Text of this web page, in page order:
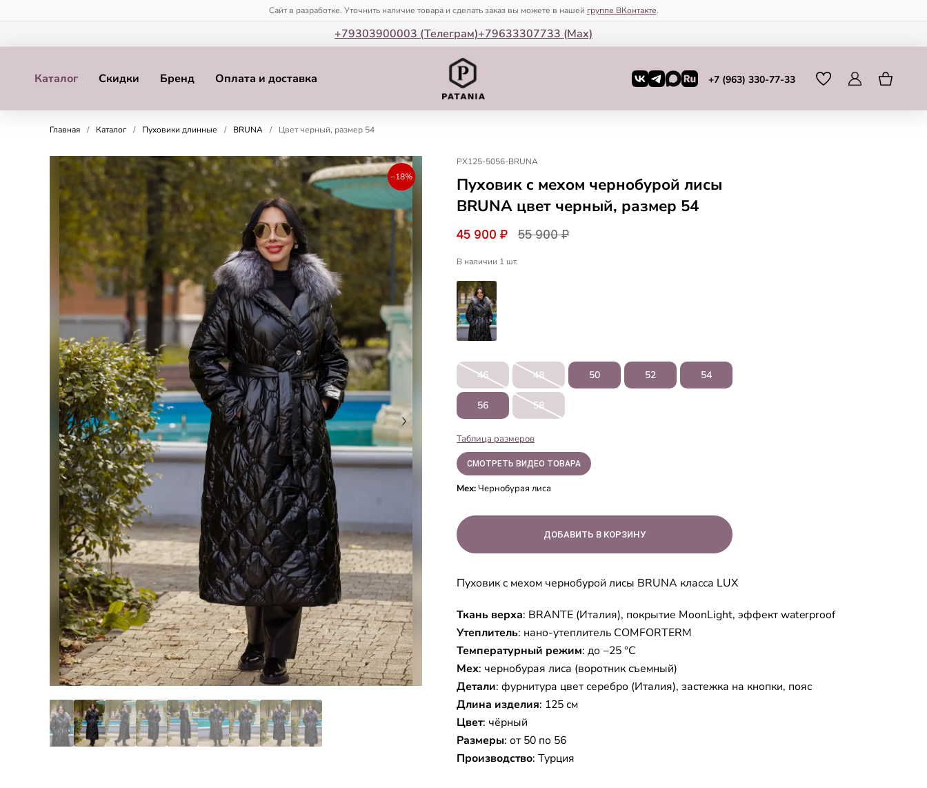
Сайт в разработке. Уточнить наличие товара и сделать заказ вы можете в нашей группе ВКонтакте.
+79303900003 (Телеграм)+79633307733 (Мax)
Каталог Скидки Бренд Оплата и доставка +7 (963) 330-77-33
Главная / Каталог / Пуховики длинные / BRUNA / Цвет черный, размер 54
−18%
PX125-5056-BRUNA
Пуховик c мехом чернобурой лисы
BRUNA цвет черный, размер 54
45 900 ₽ 55 900 ₽
В наличии 1 шт.
46 48 50 52 54
56 58
Таблица размеров
СМОТРЕТЬ ВИДЕО ТОВАРА
Мех:Чернобурая лиса
Пуховик с мехом чернобурой лисы BRUNA класса LUX
Ткань верха: BRANTE (Италия), покрытие MoonLight, эффект waterproof
Утеплитель: нано-утеплитель COMFORTERM
Температурный режим: до −25 °C
Мех: чернобурая лиса (воротник съемный)
Детали: фурнитура цвет серебро (Италия), застежка на кнопки, пояс
Длина изделия: 125 см
Цвет: чёрный
Размеры: от 50 по 56
Производство: Турция